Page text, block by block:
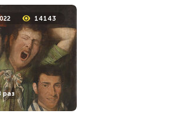
14143
раз